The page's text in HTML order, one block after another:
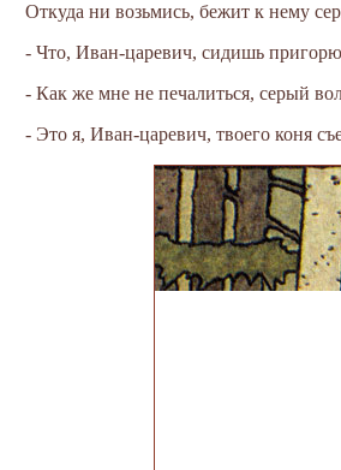
Откуда ни возьмись, бежит к нему
- Что, Иван-царевич, сидишь
- Как же мне не печалиться, серый
- Это я, Иван-царевич, твоего коня